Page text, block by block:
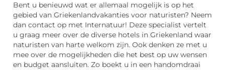
Bent u benieuwd wat er allemaal mogelijk is op het
gebied van Griekenlandvakanties voor naturisten? Neem
dan contact op met Internatuur! Deze specialist vertelt
u graag meer over de diverse hotels in Griekenland waar
naturisten van harte welkom zijn. Ook denken ze met u
mee over de mogelijkheden die het best op uw wensen
en budget aansluiten. Zo boekt u in een handomdraai